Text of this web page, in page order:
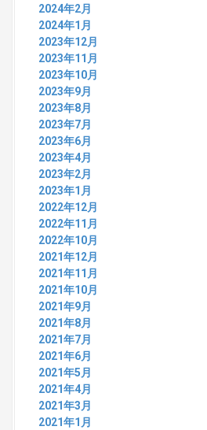
2024年2月
2024年1月
2023年12月
2023年11月
2023年10月
2023年9月
2023年8月
2023年7月
2023年6月
2023年4月
2023年2月
2023年1月
2022年12月
2022年11月
2022年10月
2021年12月
2021年11月
2021年10月
2021年9月
2021年8月
2021年7月
2021年6月
2021年5月
2021年4月
2021年3月
2021年1月